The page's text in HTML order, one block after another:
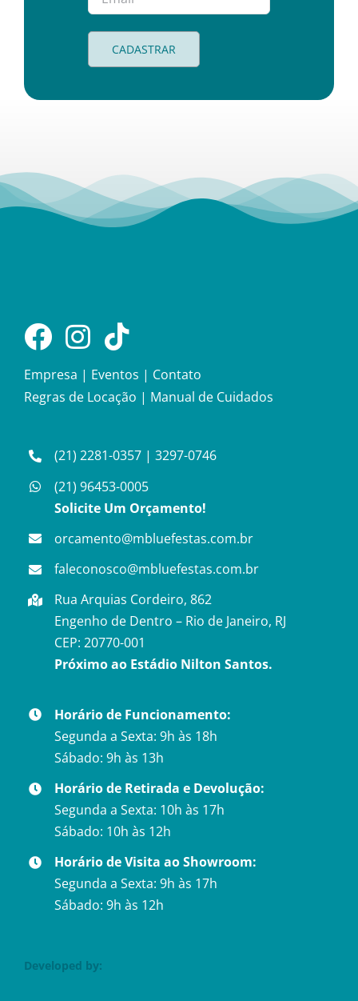
CADASTRAR
Empresa | Eventos | Contato
Regras de Locação | Manual de Cuidados
(21) 2281-0357 |3297-0746
(21) 96453-0005
Solicite Um Orçamento!
orcamento@mbluefestas.com.br
faleconosco@mbluefestas.com.br
Rua Arquias Cordeiro, 862
Engenho de Dentro – Rio de Janeiro, RJ
CEP: 20770-001
Próximo ao Estádio Nilton Santos.
Horário de Funcionamento:
Segunda a Sexta: 9h às 18h
Sábado: 9h às 13h
Horário de Retirada e Devolução:
Segunda a Sexta: 10h às 17h
Sábado: 10h às 12h
Horário de Visita ao Showroom:
Segunda a Sexta: 9h às 17h
Sábado: 9h às 12h
Developed by: